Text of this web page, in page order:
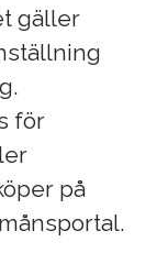
gäller
för
på